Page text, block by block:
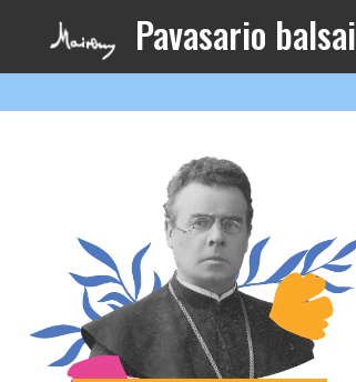
Pavasario balsai